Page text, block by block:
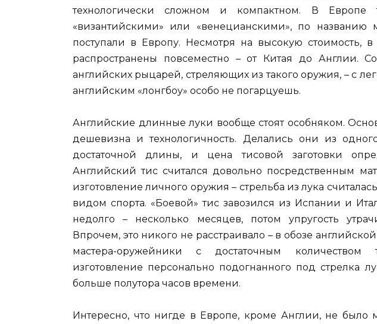
технологически сложном и компактном. В Европе
«византийскими» или «венецианскими», по названию
поступали в Европу. Несмотря на высокую стоимость,
распространены повсеместно – от Китая до Англии.
английских рыцарей, стреляющих из такого оружия, – с
английским «лонгбоу» особо не погарцуешь.
Английские длинные луки вообще стоят особняком.
дешевизна и технологичность. Делались они из
достаточной длины, и цена тисовой заготовки
Английский тис считался довольно посредственным
изготовление личного оружия – стрельба из лука
видом спорта. «Боевой» тис завозился из Испании и
недолго – несколько месяцев, потом упругость
Впрочем, это никого не расстраивало – в обозе
мастера-оружейники с достаточным количеством
изготовление персонально подогнанного под стрелка
больше полутора часов времени.
Интересно, что нигде в Европе, кроме Англии, не было